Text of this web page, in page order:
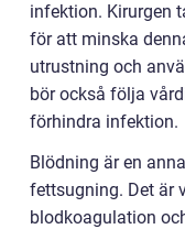
infektion. Kirurgen
för att minska
utrustning och
bör också följa
förhindra infektion.
Blödning är en
fettsugning. Det är
blodkoagulation